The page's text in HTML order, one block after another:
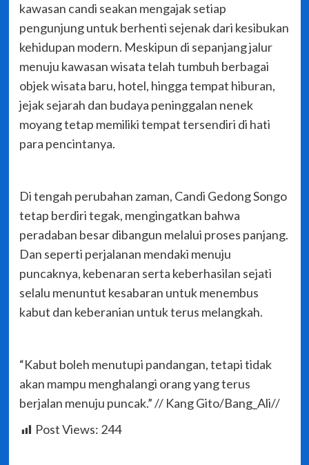
kawasan candi seakan mengajak setiap
pengunjung untuk berhenti sejenak dari kesibukan
kehidupan modern. Meskipun di sepanjang jalur
menuju kawasan wisata telah tumbuh berbagai
objek wisata baru, hotel, hingga tempat hiburan,
jejak sejarah dan budaya peninggalan nenek
moyang tetap memiliki tempat tersendiri di hati
para pencintanya.
Di tengah perubahan zaman, Candi Gedong Songo
tetap berdiri tegak, mengingatkan bahwa
peradaban besar dibangun melalui proses panjang.
Dan seperti perjalanan mendaki menuju
puncaknya, kebenaran serta keberhasilan sejati
selalu menuntut kesabaran untuk menembus
kabut dan keberanian untuk terus melangkah.
“Kabut boleh menutupi pandangan, tetapi tidak
akan mampu menghalangi orang yang terus
berjalan menuju puncak.” // Kang Gito/Bang_Ali//
Post Views: 244